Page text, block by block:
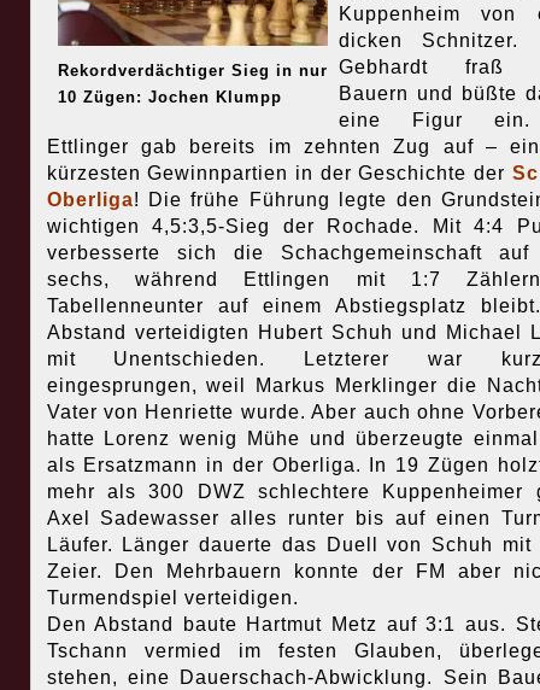
Rekordverdächtiger Sieg in nur
10 Zügen: Jochen Klumpp
Kuppenheim von
dicken Schnitzer.
Gebhardt fraß
Bauern und büßte
eine Figur
Ettlinger gab bereits im zehnten Zug auf –
kürzesten Gewinnpartien in der Geschichte der
Oberliga! Die frühe Führung legte den
wichtigen 4,5:3,5-Sieg der Rochade. Mit 4:4
verbesserte sich die Schachgemeinschaft auf
sechs, während Ettlingen mit 1:7
Tabellenneunter auf einem Abstiegsplatz
Abstand verteidigten Hubert Schuh und Michael
mit Unentschieden. Letzterer war
eingesprungen, weil Markus Merklinger die
Vater von Henriette wurde. Aber auch ohne
hatte Lorenz wenig Mühe und überzeugte
als Ersatzmann in der Oberliga. In 19 Zügen
mehr als 300 DWZ schlechtere Kuppenheimer
Axel Sadewasser alles runter bis auf einen
Läufer. Länger dauerte das Duell von Schuh mit
Zeier.
Den Mehrbauern konnte der FM aber
Turmendspiel verteidigen.
Den Abstand baute Hartmut Metz auf 3:1 aus.
Tschann vermied im festen Glauben,
stehen, eine Dauerschach-Abwicklung. Sein